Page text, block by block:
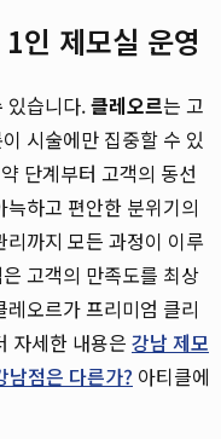
인 제모실 운영
있습니다.클레오르는 고
시술에만 집중할 수 있
단계부터 고객의 동선
하고 편안한 분위기의
까지 모든 과정이 이루
고객의 만족도를 최상
레오르가 프리미엄 클리
자세한 내용은 강남 제모
남점은 다른가? 아티클에